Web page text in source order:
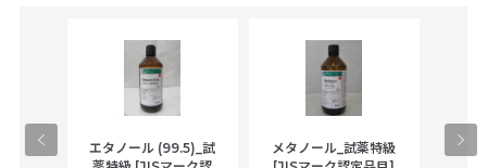
エタノール (99.5)_試
メタノール_試薬特級
ア